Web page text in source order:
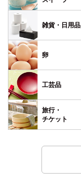
雑貨・ 日用品
卵
工芸品
旅行・
チケット